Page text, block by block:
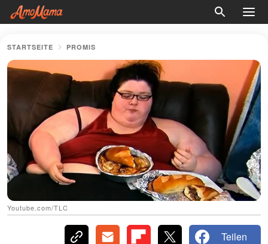
STARTSEITE PROMIS
Youtube.com/TLC
Teilen